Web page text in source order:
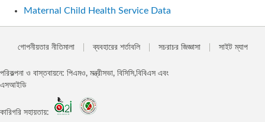
Maternal Child Health Service Data
গোপনীয়তার নীতিমালা ব্যবহারের শর্তাবলি সচরাচর জিজ্ঞাসা সাইট ম্যাপ
পরিকল্পনা ও বাস্তবায়নে: পিএমও, মন্ত্রীসভা, বিসিসি,বিবিএস এবং
এসআইডি
কারিগরি সহায়তায়: